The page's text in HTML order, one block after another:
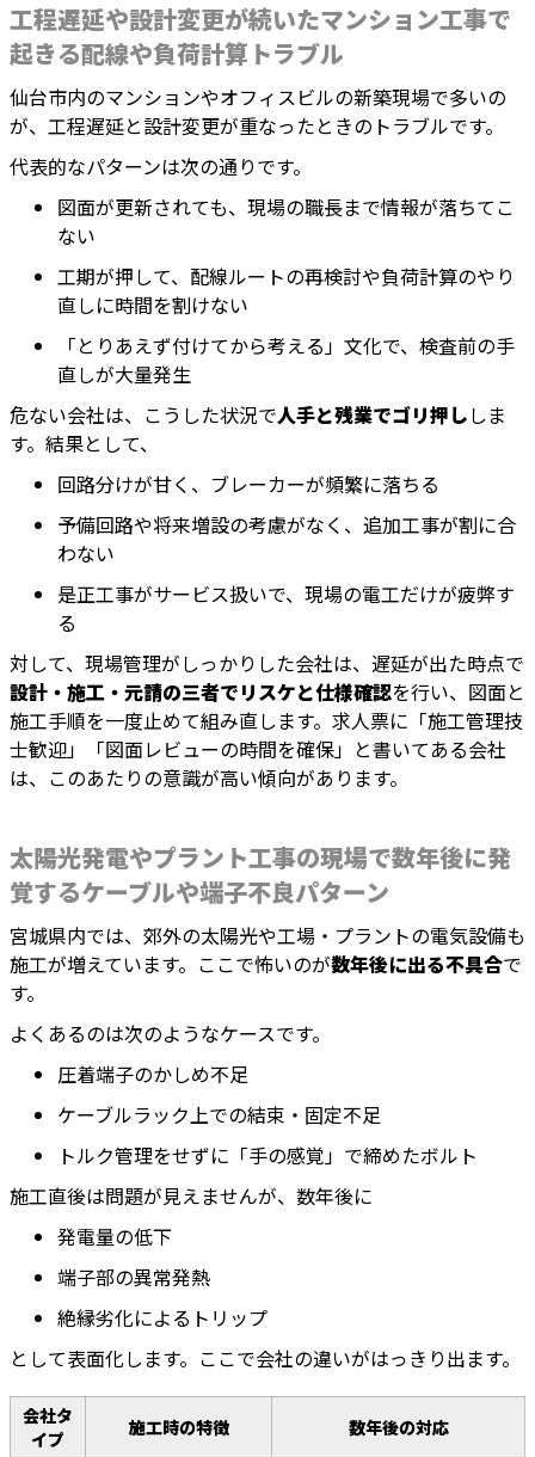
工程遅延や設計変更が続いたマンション工事で
起きる配線や負荷計算トラブル
仙台市内のマンションやオフィスビルの新築現場で多いの
が、工程遅延と設計変更が重なったときのトラブルです。
代表的なパターンは次の通りです。
図面が更新されても、現場の職長まで情報が落ちてこ
ない
工期が押して、配線ルートの再検討や負荷計算のやり
直しに時間を割けない
「とりあえず付けてから考える」文化で、検査前の手
直しが大量発生
危ない会社は、こうした状況で人手と残業でゴリ押ししま
す。結果として、
回路分けが甘く、ブレーカーが頻繁に落ちる
予備回路や将来増設の考慮がなく、追加工事が割に合
わない
是正工事がサービス扱いで、現場の電工だけが疲弊す
る
対して、現場管理がしっかりした会社は、遅延が出た時点で
設計・施工・元請の三者でリスケと仕様確認を行い、図面と
施工手順を一度止めて組み直します。求人票に「施工管理技
士歓迎」「図面レビューの時間を確保」と書いてある会社
は、このあたりの意識が高い傾向があります。
太陽光発電やプラント工事の現場で数年後に発
覚するケーブルや端子不良パターン
宮城県内では、郊外の太陽光や工場・プラントの電気設備も
施工が増えています。ここで怖いのが数年後に出る不具合で
す。
よくあるのは次のようなケースです。
圧着端子のかしめ不足
ケーブルラック上での結束・固定不足
トルク管理をせずに「手の感覚」で締めたボルト
施工直後は問題が見えませんが、数年後に
発電量の低下
端子部の異常発熱
絶縁劣化によるトリップ
として表面化します。ここで会社の違いがはっきり出ます。
会社タ
イプ
施工時の特徴 数年後の対応